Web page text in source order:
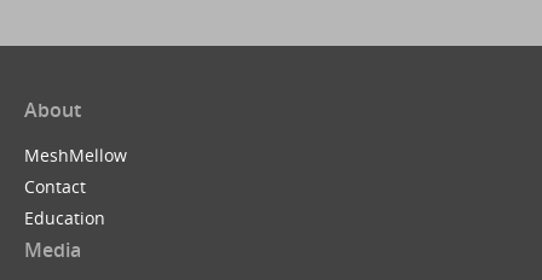
About
MeshMellow
Contact
Education
Media